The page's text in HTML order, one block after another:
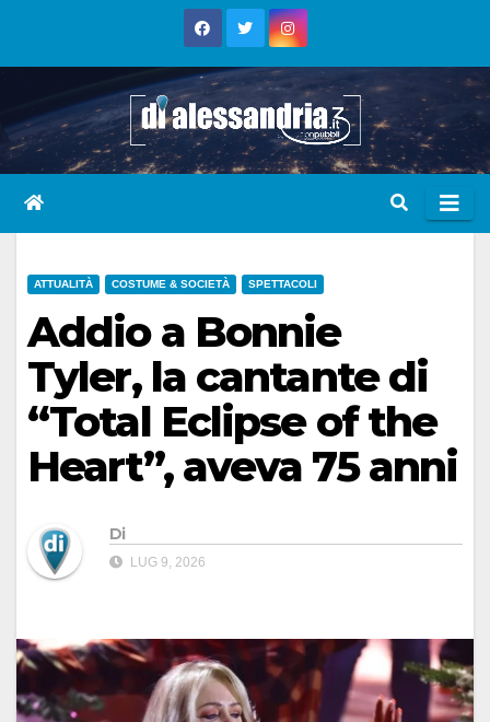
ATTUALITÀ COSTUME & SOCIETÀ SPETTACOLI
Addio a Bonnie
Tyler, la cantante di
“Total Eclipse of the
Heart”, aveva 75 anni
Di
LUG 9, 2026